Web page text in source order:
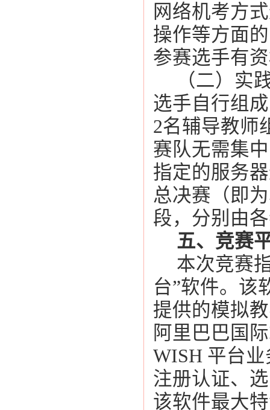
网络机考方
操作等方面
参赛选手有
（二）实
选手自行组
2名辅导教师
赛队无需集
指定的服务
总决赛（即
段，分别由
五、竞赛
本次竞赛
台”软件。该
提供的模拟
阿里巴巴国
WISH 平台
注册认证、
该软件最大